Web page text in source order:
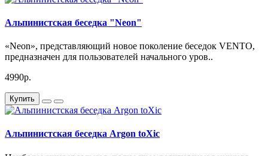
Альпинистская беседка "Neon"
«Neon», представляющий новое поколение беседок VENTO,
предназначен для пользователей начального уров..
4990р.
Купить
Альпинистская беседка Argon toXic